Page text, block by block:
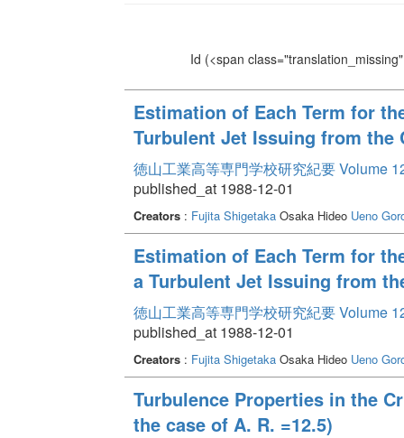
Id (<span
Estimation of Each Term for
Turbulent Jet Issuing from the
徳山工業高等専門学校研究紀要 Volume
published_at 1988-12-01
Creators: Fujita ShigetakaOsaka Hideo Ueno
Estimation of Each Term for
a Turbulent Jet Issuing from
徳山工業高等専門学校研究紀要 Volume
published_at 1988-12-01
Creators: Fujita ShigetakaOsaka Hideo Ueno
Turbulence Properties in the
the case of A. R. =12.5)